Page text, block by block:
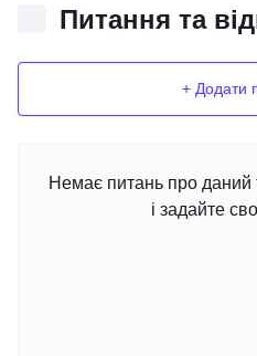
Питання та
+ Додати
Немає питань про даний
і задайте